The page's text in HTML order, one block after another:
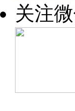
关注